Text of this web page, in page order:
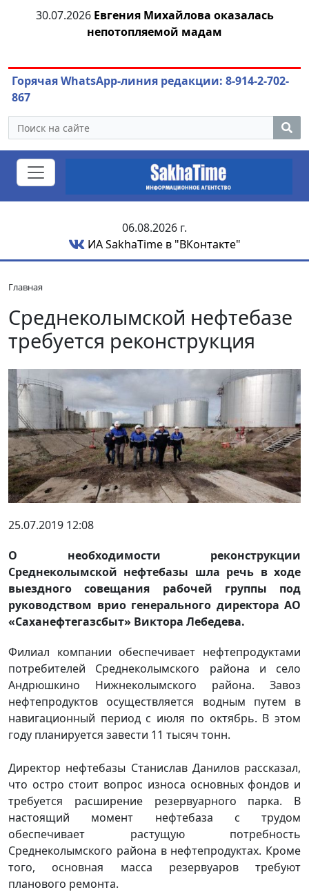
30.07.2026 Евгения Михайлова оказалась
непотопляемой мадам
Горячая WhatsApp-линия редакции: 8-914-2-702-
867
06.08.2026 г.
ИА SakhaTime в "ВКонтакте"
Главная
Среднеколымской нефтебазе
требуется реконструкция
25.07.2019 12:08
О необходимости реконструкции
Среднеколымской нефтебазы шла речь в ходе
выездного совещания рабочей группы под
руководством врио генерального директора АО
«Саханефтегазсбыт» Виктора Лебедева.
Филиал компании обеспечивает нефтепродуктами
потребителей Среднеколымского района и село
Андрюшкино Нижнеколымского района. Завоз
нефтепродуктов осуществляется водным путем в
навигационный период с июля по октябрь. В этом
году планируется завести 11 тысяч тонн.
Директор нефтебазы Станислав Данилов рассказал,
что остро стоит вопрос износа основных фондов и
требуется расширение резервуарного парка. В
настоящий момент нефтебаза с трудом
обеспечивает растущую потребность
Среднеколымского района в нефтепродуктах. Кроме
того, основная масса резервуаров требуют
планового ремонта.